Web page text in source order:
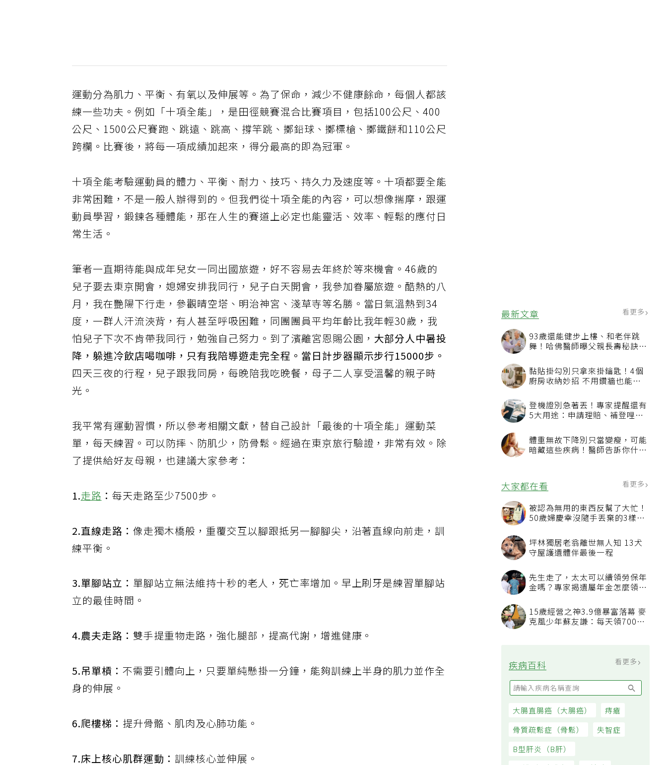
最新文章 看更多
93歲還能健步上樓、和老伴跳
舞！哈佛醫師曝父親長壽秘訣：
黏貼掛勾別只拿來掛鑰匙！4個
廚房收納妙招 不用鑽牆也能省
登機證別急著丟！專家提醒還有
5大用途：申請理賠、補登哩程
體重無故下降別只當變瘦，可能
暗藏這些疾病！醫師告訴你什麼
大家都在看
被認為無用的東西反幫了大忙！
50歲婦慶幸沒隨手丟棄的3樣物
坪林獨居老翁離世無人知 13犬
守屋護遺體伴最後一程
先生走了，太太可以續領勞保年
看順位還要看資格
15歲經營之神3.9億暴富落幕 麥
疾病百科
運動分為肌力、平衡、有氧以及伸展等。為了保命，減少不健康餘命，每個人都該
練一些功夫。例如「十項全能」，是田徑競賽混合比賽項目，包括100公尺、400
公尺、1500公尺賽跑、跳遠、跳高、撐竿跳、擲鉛球、擲標槍、擲鐵餅和110公尺
跨欄。比賽後，將每一項成績加起來，得分最高的即為冠軍。
十項全能考驗運動員的體力、平衡、耐力、技巧、持久力及速度等。十項都要全能
非常困難，不是一般人辦得到的。但我們從十項全能的內容，可以想像揣摩，跟運
動員學習，鍛鍊各種體能，那在人生的賽道上必定也能靈活、效率、輕鬆的應付日
常生活。
筆者一直期待能與成年兒女一同出國旅遊，好不容易去年終於等來機會。46歲的
兒子要去東京開會，媳婦安排我同行，兒子白天開會，我參加眷屬旅遊。酷熱的八
月，我在艷陽下行走，參觀晴空塔、明治神宮、淺草寺等名勝。當日氣溫熱到34
度，一群人汗流浹背，有人甚至呼吸困難，同團團員平均年齡比我年輕30歲，我
怕兒子下次不肯帶我同行，勉強自己努力。到了濱離宮恩賜公園，大部分人中暑投
降，躲進冷飲店喝咖啡，只有我陪導遊走完全程。當日計步器顯示步行15000步。
四天三夜的行程，兒子跟我同房，每晚陪我吃晚餐，母子二人享受溫馨的親子時
光。
我平常有運動習慣，所以參考相關文獻，替自己設計「最後的十項全能」運動菜
單，每天練習。可以防摔、防肌少，防骨鬆。經過在東京旅行驗證，非常有效。除
了提供給好友母親，也建議大家參考：
1.走路 ： 每天走路至少7500步。
2.直線走路： 像走獨木橋般，重覆交互以腳跟抵另一腳腳尖，沿著直線向前走，訓
練平衡。
3.單腳站立： 單腳站立無法維持十秒的老人，死亡率增加。早上刷牙是練習單腳站
立的最佳時間。
4.農夫走路： 雙手提重物走路，強化腿部，提高代謝，增進健康。
5.吊單槓：
不需要引體向上，只要單純懸掛一分鐘，能夠訓練上半身的肌力並作全
身的伸展。
6.爬樓梯： 提升骨骼、肌肉及心肺功能。